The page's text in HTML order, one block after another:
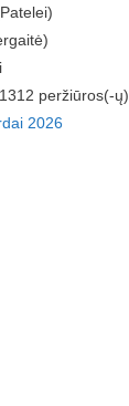
peržiūros(-ų)
2026